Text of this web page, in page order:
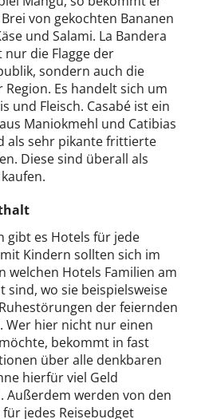
von gekochten Bananen
und Salami. La Bandera
die Flagge der
sondern auch die
Es handelt sich um
und Fleisch. Casabé ist ein
Maniokmehl und Catibias
als sehr pikante frittierte
Diese sind überall als
gibt es Hotels für jede
Kindern sollten sich im
welchen Hotels Familien am
wo sie beispielsweise
der feiernden
Wer hier nicht nur einen
bekommt in fast
über alle denkbaren
hierfür viel Geld
Außerdem werden von den
jedes Reisebudget